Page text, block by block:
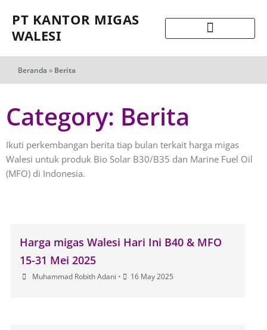
PT KANTOR MIGAS
WALESI
Beranda » Berita
Category: Berita
Ikuti perkembangan berita tiap bulan terkait harga migas
Walesi untuk produk Bio Solar B30/B35 dan Marine Fuel Oil
(MFO) di Indonesia.
Harga migas Walesi Hari Ini B40 & MFO
15-31 Mei 2025
Muhammad Robith Adani • 16 May 2025